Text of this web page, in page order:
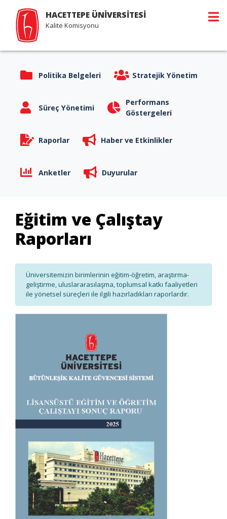
HACETTEPE ÜNİVERSİTESİ
Kalite Komisyonu
Politika Belgeleri Stratejik Yönetim
Süreç Yönetimi
Performans
Göstergeleri
Raporlar Haber ve Etkinlikler
Anketler Duyurular
Eğitim ve Çalıştay
Raporları
Üniversitemizin birimlerinin eğitim-öğretim, araştırma-
geliştirme, uluslararasılaşma, toplumsal katkı faaliyetleri
ile yönetsel süreçleri ile ilgili hazırladıkları raporlardır.